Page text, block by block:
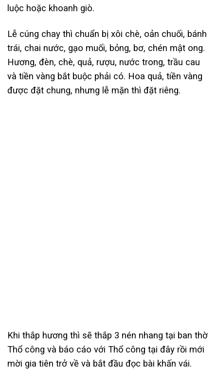
luộc hoặc khoanh giò.
Lễ cúng chay thì chuẩn bị xôi chè, oản chuối, bánh
trái, chai nước, gạo muối, bỏng, bơ, chén mật ong.
Hương, đèn, chè, quả, rượu, nước trong, trầu cau
và tiền vàng bắt buộc phải có. Hoa quả, tiền vàng
được đặt chung, nhưng lễ mặn thì đặt riêng.
Khi thắp hương thì sẽ thắp 3 nén nhang tại ban thờ
Thổ công và báo cáo với Thổ công tại đây rồi mới
mời gia tiên trở về và bắt đầu đọc bài khấn vái.